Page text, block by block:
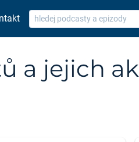
a jejich